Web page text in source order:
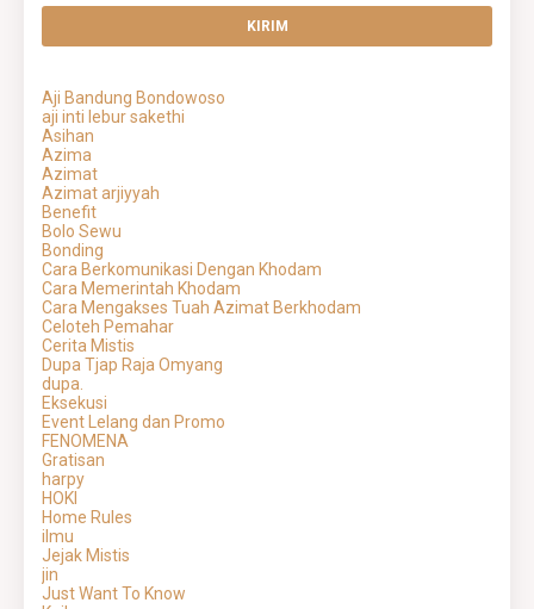
Aji Bandung Bondowoso
aji inti lebur sakethi
Asihan
Azima
Azimat
Azimat arjiyyah
Benefit
Bolo Sewu
Bonding
Cara Berkomunikasi Dengan Khodam
Cara Memerintah Khodam
Cara Mengakses Tuah Azimat Berkhodam
Celoteh Pemahar
Cerita Mistis
Dupa Tjap Raja Omyang
dupa.
Eksekusi
Event Lelang dan Promo
FENOMENA
Gratisan
harpy
HOKI
Home Rules
ilmu
Jejak Mistis
jin
Just Want To Know